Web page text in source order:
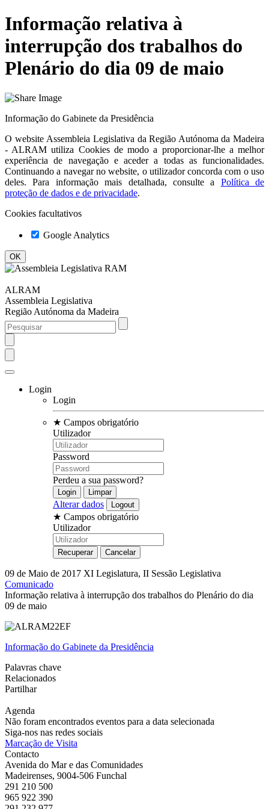
Informação relativa à
interrupção dos trabalhos do
Plenário do dia 09 de maio
Informação do Gabinete da Presidência
O website Assembleia Legislativa da Região Autónoma da Madeira
- ALRAM utiliza Cookies de modo a proporcionar-lhe a melhor
experiência de navegação e aceder a todas as funcionalidades.
Continuando a navegar no website, o utilizador concorda com o uso
deles. Para informação mais detalhada, consulte a
Política de
proteção de dados e de privacidade.
Cookies facultativos
Google Analytics
ALRAM
Assembleia Legislativa
Região Autónoma da Madeira
Login
Login
★ Campos obrigatório
Utilizador
Password
Perdeu a sua password?
Alterar dados
★ Campos obrigatório
Utilizador
09 de Maio de 2017 XI Legislatura, II Sessão Legislativa
Comunicado
Informação relativa à interrupção dos trabalhos do Plenário do dia
09 de maio
Informação do Gabinete da Presidência
Palavras chave
Relacionados
Partilhar
Agenda
Não foram encontrados eventos para a data selecionada
Siga-nos nas redes sociais
Marcação de Visita
Contacto
Avenida do Mar e das Comunidades
Madeirenses, 9004-506 Funchal
291 210 500
965 922 390